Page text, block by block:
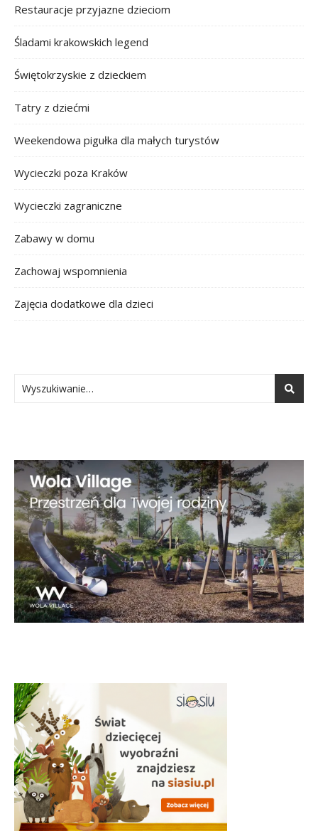
Restauracje przyjazne dzieciom
Śladami krakowskich legend
Świętokrzyskie z dzieckiem
Tatry z dziećmi
Weekendowa pigułka dla małych turystów
Wycieczki poza Kraków
Wycieczki zagraniczne
Zabawy w domu
Zachowaj wspomnienia
Zajęcia dodatkowe dla dzieci